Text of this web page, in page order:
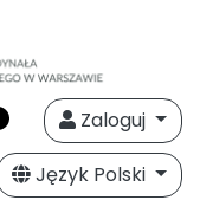
Zaloguj
Język Polski